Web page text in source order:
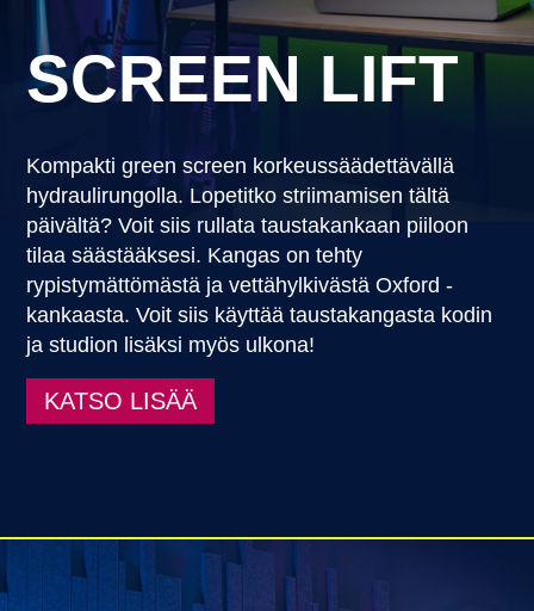
SCREEN LIFT
Kompakti green screen korkeussäädettävällä
hydraulirungolla. Lopetitko striimamisen tältä
päivältä? Voit siis rullata taustakankaan piiloon
tilaa säästääksesi. Kangas on tehty
rypistymättömästä ja vettähylkivästä Oxford -
kankaasta. Voit siis käyttää taustakangasta kodin
ja studion lisäksi myös ulkona!
KATSO LISÄÄ